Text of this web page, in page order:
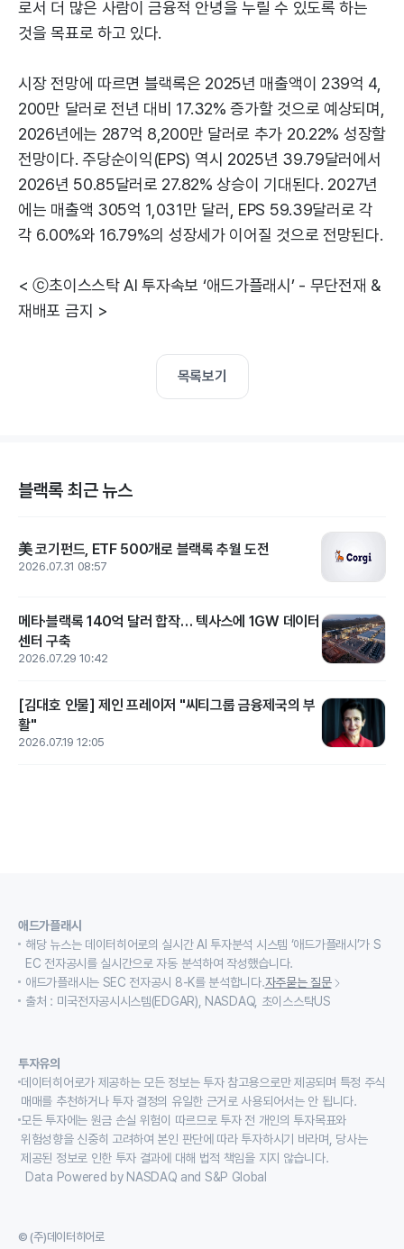
로서 더 많은 사람이 금융적 안녕을 누릴 수 있도록 하는
것을 목표로 하고 있다.
시장 전망에 따르면 블랙록은 2025년 매출액이 239억 4,
200만 달러로 전년 대비 17.32% 증가할 것으로 예상되며,
2026년에는 287억 8,200만 달러로 추가 20.22% 성장할
전망이다. 주당순이익(EPS) 역시 2025년 39.79달러에서
2026년 50.85달러로 27.82% 상승이 기대된다. 2027년
에는 매출액 305억 1,031만 달러, EPS 59.39달러로 각
각 6.00%와 16.79%의 성장세가 이어질 것으로 전망된다.
< ⓒ초이스스탁 AI 투자속보 ‘애드가플래시’ - 무단전재 &
재배포 금지 >
목록보기
블랙록 최근 뉴스
美 코기펀드, ETF 500개로 블랙록 추월 도전
2026.07.31 08:57
메타·블랙록 140억 달러 합작… 텍사스에 1GW 데이터
센터 구축
2026.07.29 10:42
[김대호 인물] 제인 프레이저 "씨티그룹 금융제국의 부
활"
2026.07.19 12:05
애드가플래시
해당 뉴스는 데이터히어로의 실시간 AI 투자분석 시스템 ‘애드가플래시’가 S
EC 전자공시를 실시간으로 자동 분석하여 작성했습니다.
애드가플래시는 SEC 전자공시 8-K를 분석합니다.자주묻는 질문
출처 : 미국전자공시시스템(EDGAR), NASDAQ, 초이스스탁US
투자유의
데이터히어로가 제공하는 모든 정보는 투자 참고용으로만 제공되며 특정 주식
매매를 추천하거나 투자 결정의 유일한 근거로 사용되어서는 안 됩니다.
모든 투자에는 원금 손실 위험이 따르므로 투자 전 개인의 투자목표와
위험성향을 신중히 고려하여 본인 판단에 따라 투자하시기 바라며, 당사는
제공된 정보로 인한 투자 결과에 대해 법적 책임을 지지 않습니다.
Data Powered by NASDAQ and S&P Global
© (주)데이터히어로